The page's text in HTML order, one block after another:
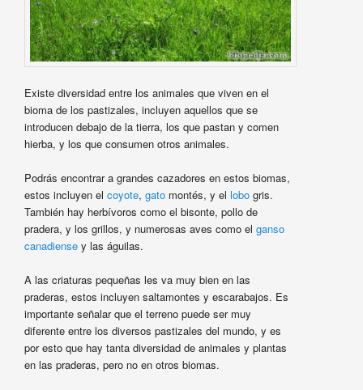
Existe diversidad entre los animales que viven en el
bioma de los pastizales, incluyen aquellos que se
introducen debajo de la tierra, los que pastan y comen
hierba, y los que consumen otros animales.
Podrás encontrar a grandes cazadores en estos biomas,
estos incluyen el coyote, gatomontés, y el lobogris.
También hay herbívoros como el bisonte, pollo de
pradera, y los grillos, y numerosas aves como el ganso
canadiensey las águilas.
A las criaturas pequeñas les va muy bien en las
praderas, estos incluyen saltamontes y escarabajos. Es
importante señalar que el terreno puede ser muy
diferente entre los diversos pastizales del mundo, y es
por esto que hay tanta diversidad de animales y plantas
en las praderas, pero no en otros biomas.